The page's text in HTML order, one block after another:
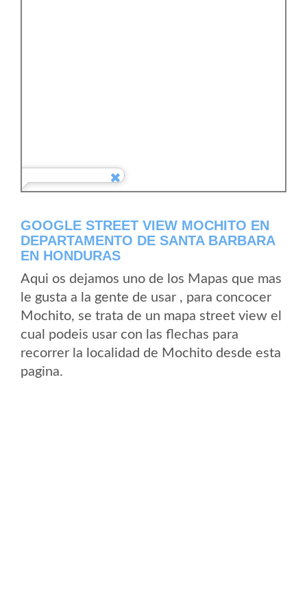
GOOGLE STREET VIEW MOCHITO EN
DEPARTAMENTO DE SANTA BARBARA
EN HONDURAS
Aqui os dejamos uno de los Mapas que mas
le gusta a la gente de usar , para concocer
Mochito, se trata de un mapa street view el
cual podeis usar con las flechas para
recorrer la localidad de Mochito desde esta
pagina.